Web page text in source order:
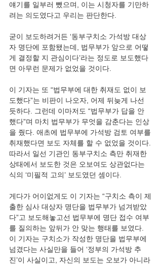
얘기를 일부러 뺐으며, 이는 시청자를 기만하
려는 의도였다고 우리는 판단한다.
굳이 보도하려거든 ‘동부구치소 가석방 대상
자 명단에 포함됐는데, 법무부가 앞으로 어떻
게 결정할 지 관심이다’라는 정도로 보도했다
면 아무런 문제가 없었을 것이다.
이 기자는 또 “법무부에 대한 취재도 없이 보
도했다”는 비판이 나오자, 어제 뒤늦게 나선
듯하다. 그런데 이마저도 “법무부가 답을 안
했다”며 마치 법무부가 무엇을 감춘다는 인상
을 줬다. 애초에 법무부에 가석방 검토 여부를
취재했다면 보도 자체를 할 수 없었을 것이다.
따라서 일선 기관인 동부구치소 측만 취재한
상태에서 보도한 것은 오보여도 상관없다는
식의 ‘미필적 고의’ 보도였던 셈이다.
게다가 어이없게도 이 기자는 “구치소 측이 제
출한 심사 대상자 명단을 법무부가 넘겨받았
다”고 보도해놓고선 법무부에 명단 접수 여부
를 질의하는 앞뒤가 안 맞는 행태를 보였다.
이 기자는 구치소가 작성한 명단을 법무부에
넘겼다는 사실만을 들어 ‘정부의 가석방 추
진’이 사실이고, 자신의 보도는 오보가 아니라